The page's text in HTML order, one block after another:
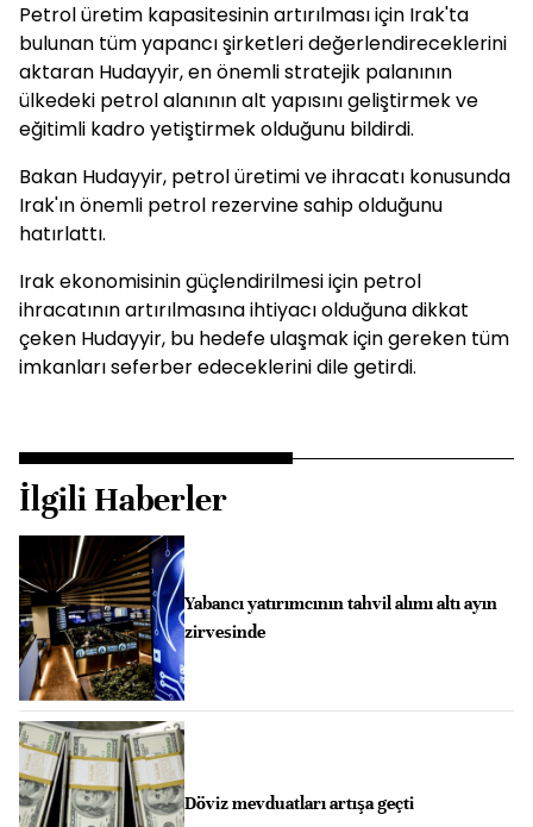
Petrol üretim kapasitesinin artırılması için Irak'ta
bulunan tüm yapancı şirketleri değerlendireceklerini
aktaran Hudayyir, en önemli stratejik palanının
ülkedeki petrol alanının alt yapısını geliştirmek ve
eğitimli kadro yetiştirmek olduğunu bildirdi.
Bakan Hudayyir, petrol üretimi ve ihracatı konusunda
Irak'ın önemli petrol rezervine sahip olduğunu
hatırlattı.
Irak ekonomisinin güçlendirilmesi için petrol
ihracatının artırılmasına ihtiyacı olduğuna dikkat
çeken Hudayyir, bu hedefe ulaşmak için gereken tüm
imkanları seferber edeceklerini dile getirdi.
İlgili Haberler
Yabancı yatırımcının tahvil alımı altı ayın
zirvesinde
Döviz mevduatları artışa geçti